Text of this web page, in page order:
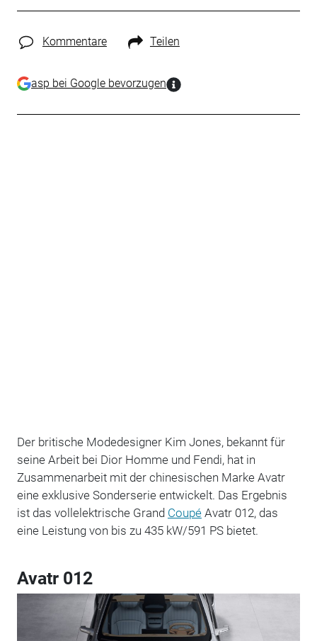
Kommentare Teilen
asp bei Google bevorzugen
Der britische Modedesigner Kim Jones, bekannt für
seine Arbeit bei Dior Homme und Fendi, hat in
Zusammenarbeit mit der chinesischen Marke Avatr
eine exklusive Sonderserie entwickelt. Das Ergebnis
ist das vollelektrische Grand CoupéAvatr 012, das
eine Leistung von bis zu 435 kW/591 PS bietet.
Avatr 012